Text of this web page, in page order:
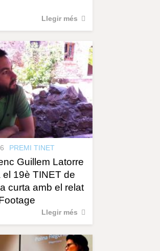
Llegir més
PREMI TINET
Guillem Latorre
el 19è TINET de
curta amb el relat
Llegir més